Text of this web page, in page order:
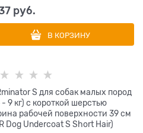
руб.
В КОРЗИНУ
S для собак малых пород
- 9 кг) с короткой шерстью
рабочей поверхности 39 см
Dog Undercoat S Short Hair)